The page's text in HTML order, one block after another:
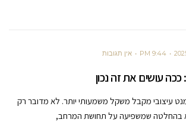
9:44 PM אין תגובות
עושים את זה נכון
עיצובי מקבל משקל משמעותי יותר. לא מדובר רק
בהחלטה שמשפיעה על תחושת המרחב,